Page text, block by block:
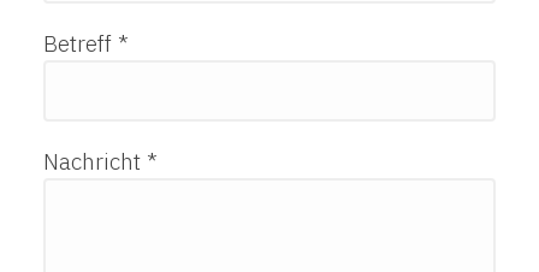
Betreff *
Nachricht *